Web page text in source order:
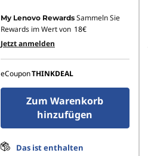
My Lenovo Rewards Sammeln Sie
Rewards im Wert von 18€
Jetzt anmelden
eCouponTHINKDEAL
Zum Warenkorb
hinzufügen
Das ist enthalten